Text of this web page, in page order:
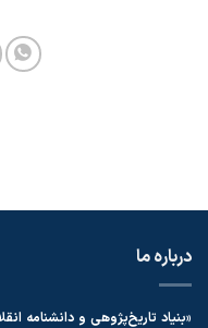
درباره ما
«بنیاد تاریخ‌پژوهی و دانشنامه